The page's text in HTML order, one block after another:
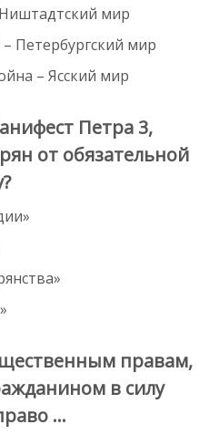
мир
Петербургский мир
– Ясский мир
Петра 3,
от обязательной
правам,
в силу
…